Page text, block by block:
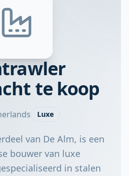
te koop
Luxe
van De Alm, is een
bouwer van luxe
in stalen